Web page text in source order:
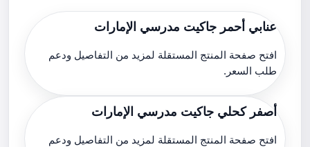
عنابي أحمر جاكيت مدرسي الإمارات
افتح صفحة المنتج المستقلة لمزيد من التفاصيل ودعم
طلب السعر.
أصفر كحلي جاكيت مدرسي الإمارات
افتح صفحة المنتج المستقلة لمزيد من التفاصيل ودعم